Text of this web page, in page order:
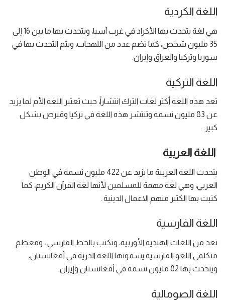
اللغة الكردية
هي لغة يتحدث بها الأكراد في غرب آسيا، ويتحدث بها ما بين 16 إلى
35 مليون شخص، كما تضم عدد من اللهجات، ويتم التحدث بها في
سوريا وتركيا والعراق وإيران.
اللغة التركية
تعد هذه اللغة أكثر لغات الترك انتشاراً، حيث تعتبر اللغة الأم لما يزيد
عن 83 مليون نسمة وتنتشر هذه اللغة في تركيا وقبرص بشكل
كبير.
اللغة العربية
يتحدث اللغة العربية ما يزيد عن 422 مليون نسمة في الوطن
العربي، وهي لغة مهمة للمسلمين لأنها لغة القرآن الكريم، كما
كتبت بها الكثير منهم الاعمال الدينية .
اللغة الفارسية
تعد من اللغات الهندية الأوربية، وتكتب بالخط الفارسي ، ومعظم
متكلمي اللغو الفارسية يسمونها اللغة الدرية في أفغانستان،
ويتحدث بها 82 مليون نسمة في أفغانستان وإيران.
اللغة الصومالية